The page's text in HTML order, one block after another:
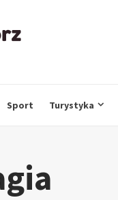
Sport Turystyka